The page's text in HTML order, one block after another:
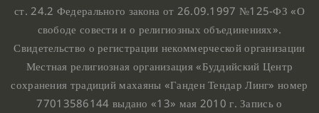
ст. 24.2 Федерального закона от 26.09.1997 №125-ФЗ «О
свободе совести и о религиозных объединениях».
Свидетельство о регистрации некоммерческой организации
Местная религиозная организация «Буддийский Центр
сохранения традиций махаяны «Ганден Тендар Линг» номер
77013586144 выдано «13» мая 2010 г. Запись о